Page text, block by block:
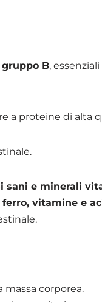
B,
a proteine di alta
sani e minerali
vitamine e
corporea.